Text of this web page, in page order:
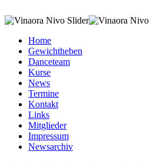
Home
Gewichtheben
Danceteam
Kurse
News
Termine
Kontakt
Links
Mitglieder
Impressum
Newsarchiv